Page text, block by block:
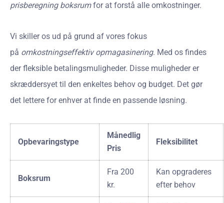
prisberegning boksrumfor at forstå alle omkostninger.
Vi skiller os ud på grund af vores fokus
på omkostningseffektiv opmagasinering. Med os findes
der fleksible betalingsmuligheder. Disse muligheder er
skræddersyet til den enkeltes behov og budget. Det gør
det lettere for enhver at finde en passende løsning.
Opbevaringstype
Månedlig
Pris
Fleksibilitet
Boksrum
Fra 200
kr.
Kan opgraderes
efter behov